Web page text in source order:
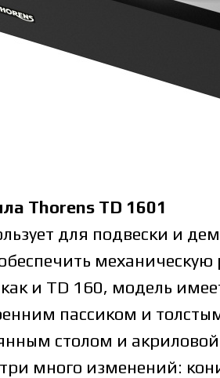
Thorens TD 1601
для подвески и
механическую
и TD 160, модель
пассиком и
столом и
много изменений: